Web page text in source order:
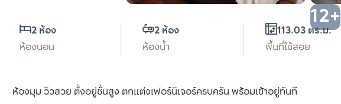
12+
2 ห้อง
ห้องนอน
2 ห้อง
ห้องน้ำ
113.03 ตร.ม.
พื้นที่ใช้สอย
ห้องมุม วิวสวย ตั้งอยู่ชั้นสูง ตกแต่งเฟอร์นิเจอร์ครบครัน พร้อมเข้าอยู่ทันที